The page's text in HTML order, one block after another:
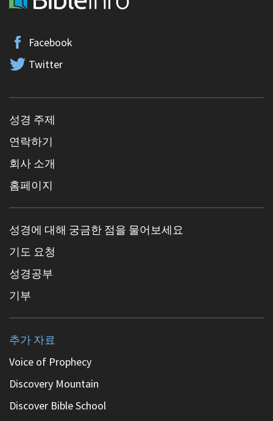
Facebook
Twitter
성경 주제
연락하기
회사 소개
홈페이지
성경에 대해 궁금한 점을 물어보세요
기도 요청
성경공부
기부
추가 자료
Voice of Prophecy
Discovery Mountain
Discover Bible School